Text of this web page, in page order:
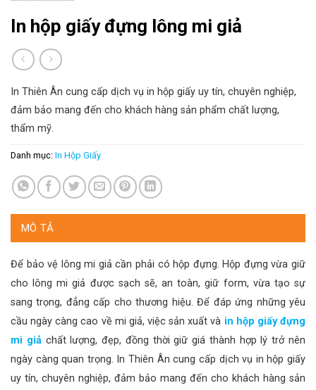
In hộp giấy đựng lông mi giả
In Thiên Ân cung cấp dịch vụ in hộp giấy uy tín, chuyên nghiệp,
đảm bảo mang đến cho khách hàng sản phẩm chất lượng,
thẩm mỹ.
Danh mục: In Hộp Giấy
MÔ TẢ
Để bảo vệ lông mi giả cần phải có hộp đựng. Hộp đựng vừa giữ
cho lông mi giả được sạch sẽ, an toàn, giữ form, vừa tạo sự
sang trọng, đẳng cấp cho thương hiệu. Để đáp ứng những yêu
cầu ngày càng cao về mi giả, việc sản xuất và in hộp giấy đựng
mi giảchất lượng, đẹp, đồng thời giữ giá thành hợp lý trở nên
ngày càng quan trọng. In Thiên Ân cung cấp dịch vụ in hộp giấy
uy tín, chuyên nghiệp, đảm bảo mang đến cho khách hàng sản